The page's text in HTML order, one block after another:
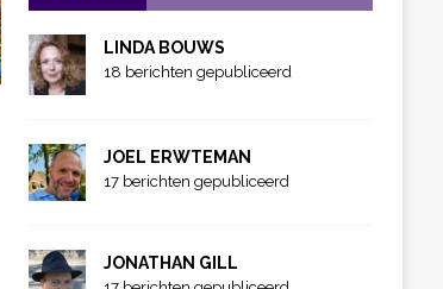
LINDA BOUWS
18 berichten gepubliceerd
JOEL ERWTEMAN
17 berichten gepubliceerd
JONATHAN GILL